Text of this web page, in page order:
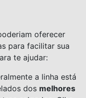
oferecer
para facilitar sua
te ajudar:
a linha está
dos melhores